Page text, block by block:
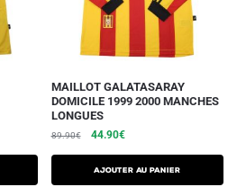
MAILLOT GALATASARAY
DOMICILE 1999 2000 MANCHES
LONGUES
89.90€ 44.90€
AJOUTER AU PANIER